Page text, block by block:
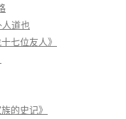
人道也
七位友人》
的史记》